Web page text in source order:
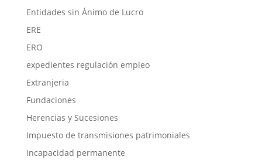
Entidades sin Ánimo de Lucro
ERE
ERO
expedientes regulación empleo
Extranjeria
Fundaciones
Herencias y Sucesiones
Impuesto de transmisiones patrimoniales
Incapacidad permanente